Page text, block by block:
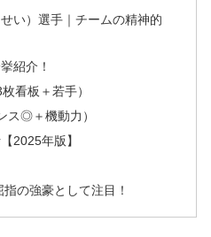
い）選手｜チームの精神的
紹介！
看板＋若手）
ス◎＋機動力）
2025年版】
の強豪として注目！